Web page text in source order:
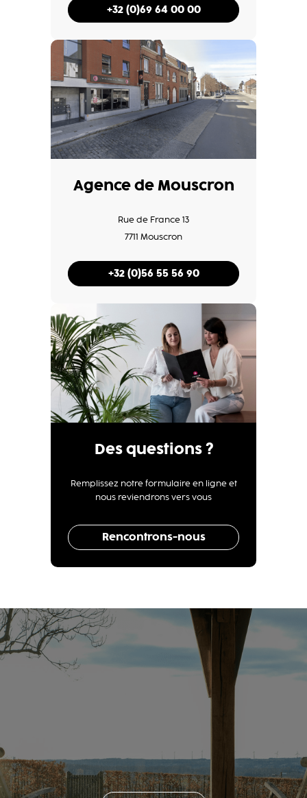
+32 (0)69 64 00 00
Agence de Mouscron
Rue de France 13
7711 Mouscron
+32 (0)56 55 56 90
Des questions ?
Remplissez notre formulaire en ligne et
nous reviendrons vers vous
Rencontrons-nous